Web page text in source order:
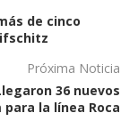
de cinco
Próxima Noticia
36 nuevos
para la línea Roca